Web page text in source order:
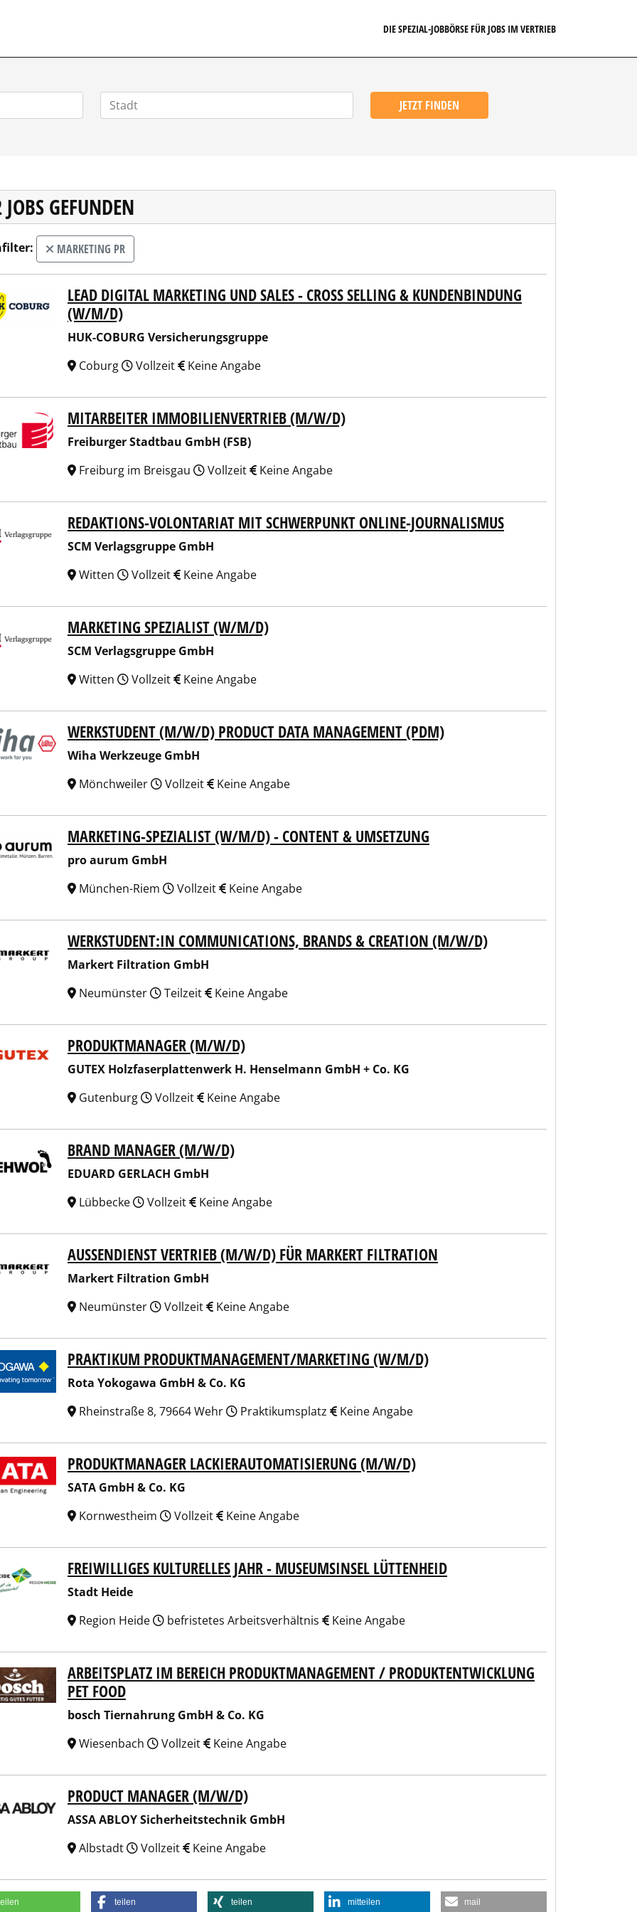
DIE SPEZIAL-JOBBÖRSE FÜR JOBS IM VERTRIEB
JETZT FINDEN
GEFUNDEN
MARKETING PR
COBURG Versicherungsgruppe
LEAD DIGITAL MARKETING UND SALES - CROSS SELLING & KUNDENBINDUNG
(W/M/D)
HUK-COBURG Versicherungsgruppe
Coburg
Vollzeit Keine Angabe
Stadtbau GmbH (FSB)
MITARBEITER IMMOBILIENVERTRIEB (M/W/D)
Freiburger Stadtbau GmbH (FSB)
Freiburg im Breisgau
Vollzeit Keine Angabe
Verlagsgruppe GmbHREDAKTIONS-VOLONTARIAT MIT SCHWERPUNKT ONLINE-JOURNALISMUS
SCM Verlagsgruppe GmbH
Witten
Vollzeit Keine Angabe
Verlagsgruppe GmbHMARKETING SPEZIALIST (W/M/D)
SCM Verlagsgruppe GmbH
Witten
Vollzeit Keine Angabe
Werkzeuge GmbHWERKSTUDENT (M/W/D) PRODUCT DATA MANAGEMENT (PDM)
Wiha Werkzeuge GmbH
Mönchweiler
Vollzeit Keine Angabe
GmbHMARKETING-SPEZIALIST (W/M/D) - CONTENT & UMSETZUNG
pro aurum GmbH
München-Riem
Vollzeit Keine Angabe
Filtration GmbHWERKSTUDENT:IN COMMUNICATIONS, BRANDS & CREATION (M/W/D)
Markert Filtration GmbH
Neumünster
Teilzeit Keine Angabe
Holzfaserplattenwerk H. Henselmann GmbH + Co. KG
PRODUKTMANAGER (M/W/D)
GUTEX Holzfaserplattenwerk H. Henselmann GmbH + Co. KG
Gutenburg
Vollzeit Keine Angabe
GERLACH GmbHBRAND MANAGER (M/W/D)
EDUARD GERLACH GmbH
Lübbecke
Vollzeit Keine Angabe
Filtration GmbHAUSSENDIENST VERTRIEB (M/W/D) FÜR MARKERT FILTRATION
Markert Filtration GmbH
Neumünster
Vollzeit Keine Angabe
Yokogawa GmbH & Co. KG
PRAKTIKUM PRODUKTMANAGEMENT/MARKETING (W/M/D)
Rota Yokogawa GmbH & Co. KG
Rheinstraße 8, 79664 Wehr
Praktikumsplatz Keine Angabe
GmbH & Co. KGPRODUKTMANAGER LACKIERAUTOMATISIERUNG (M/W/D)
SATA GmbH & Co. KG
Kornwestheim
Vollzeit Keine Angabe
Heide FREIWILLIGES KULTURELLES JAHR - MUSEUMSINSEL LÜTTENHEID
Stadt Heide
Region Heide
befristetes Arbeitsverhältnis Keine Angabe
Tiernahrung GmbH & Co. KG
ARBEITSPLATZ IM BEREICH PRODUKTMANAGEMENT / PRODUKTENTWICKLUNG
PET FOOD
bosch Tiernahrung GmbH & Co. KG
Wiesenbach
Vollzeit Keine Angabe
ABLOY Sicherheitstechnik GmbH
PRODUCT MANAGER (M/W/D)
ASSA ABLOY Sicherheitstechnik GmbH
Albstadt
Vollzeit Keine Angabe
teilen teilen mitteilen mail